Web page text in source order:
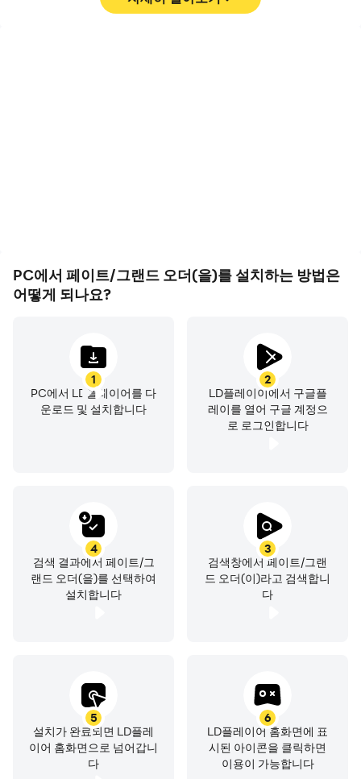
※ 유료 아이템 구매 시 별도의 요금이 부과됩니다.(확률형
- 최소OS사양: Android 7.0, IOS 11.0
- 주소: 서울특별시 구로구 디지털로 26길 38, G-Tower 넷
- 통신판매업 번호: 제 2014-서울구로-1028 호
* 게임물 등급 분류 번호 : 제 CC-OM-221027-001호
- 이용약관 :
http://help.netmarble.com/policy/terms_of_service.as
- 서비스 운영 정책 :
https://help.netmarble.com/web/fgok/policy
- 고객센터: 1588-3995 (평일 오전10시~오후7시 상담가능)
개발자 연락처 :
넷마블(주) 대한민국 서울특별시 구로구
구로구 디지털로26길 38(구로동, 지타워)
08393 557819606 제 2014-서울구로-1028 호 구로구청
PC에서 페이트/그랜드 오더(을)를 설치하는 방법은
어떻게 되나요?
1
PC에서 LD플레이어를 다
운로드 및 설치합니다
2
LD플레이이에서 구글플
레이를 열어 구글 계정으
로 로그인합니다
3
검색창에서 페이트/그랜
드 오더(이)라고 검색합니
다
4
검색 결과에서 페이트/그
랜드 오더(을)를 선택하여
설치합니다
5
설치가 완료되면 LD플레
이어 홈화면으로 넘어갑니
다
6
LD플레이어 홈화면에 표
시된 아이콘을 클릭하면
이용이 가능합니다